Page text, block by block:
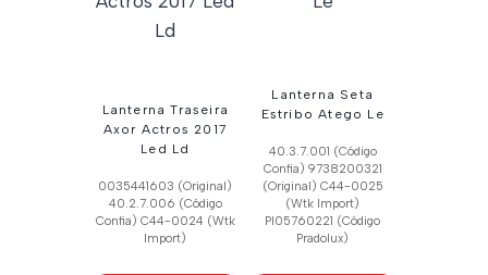
Lanterna Traseira
Axor Actros 2017
Led Ld
0035441603 (Original)
40.2.7.006 (Código
Confia) C44-0024 (Wtk
Import)
Lanterna Seta
Estribo Atego Le
40.3.7.001 (Código
Confia) 9738200321
(Original) C44-0025
(Wtk Import)
Pl05760221 (Código
Pradolux)